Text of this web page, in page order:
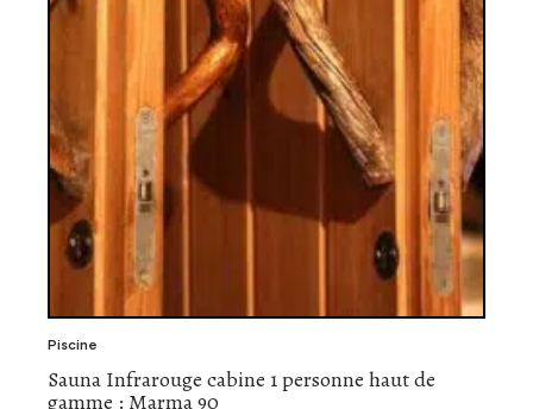
Piscine
Sauna Infrarouge cabine 1 personne haut de
gamme : Marma 90